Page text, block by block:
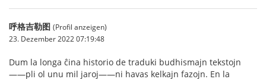
呼格吉勒图 (Profil anzeigen)
23. Dezember 2022 07:19:48
Dum la longa ĉina historio de traduki budhismajn tekstojn
——pli ol unu mil jaroj——ni havas kelkajn fazojn. En la